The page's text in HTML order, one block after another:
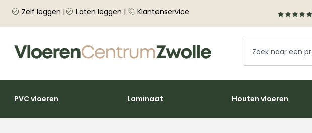
Zelf leggen | Laten leggen | Klantenservice
PVC vloeren Laminaat Houten vloeren